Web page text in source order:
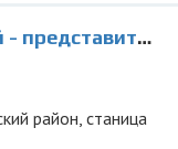
Утилизирующая Компания
район, станица